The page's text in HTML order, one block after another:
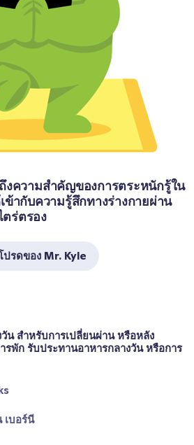
งความสำคัญของการตระหนักรู้ใน
ข้ากับความรู้สึกทางร่างกายผ่าน
ร่ตรอง
ปรดของ Mr. Kyle
น สำหรับการเปลี่ยนผ่าน หรือหลัง
รพัก รับประทานอาหารกลางวัน หรือการ
เบอร์นี